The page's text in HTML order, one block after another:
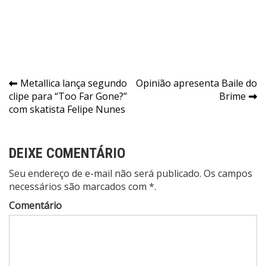
Navegação
de
Metallica lança segundo
clipe para “Too Far Gone?”
com skatista Felipe Nunes
Opinião apresenta Baile do
Brime
DEIXE COMENTÁRIO
Seu endereço de e-mail não será publicado. Os campos
necessários são marcados com *.
Comentário